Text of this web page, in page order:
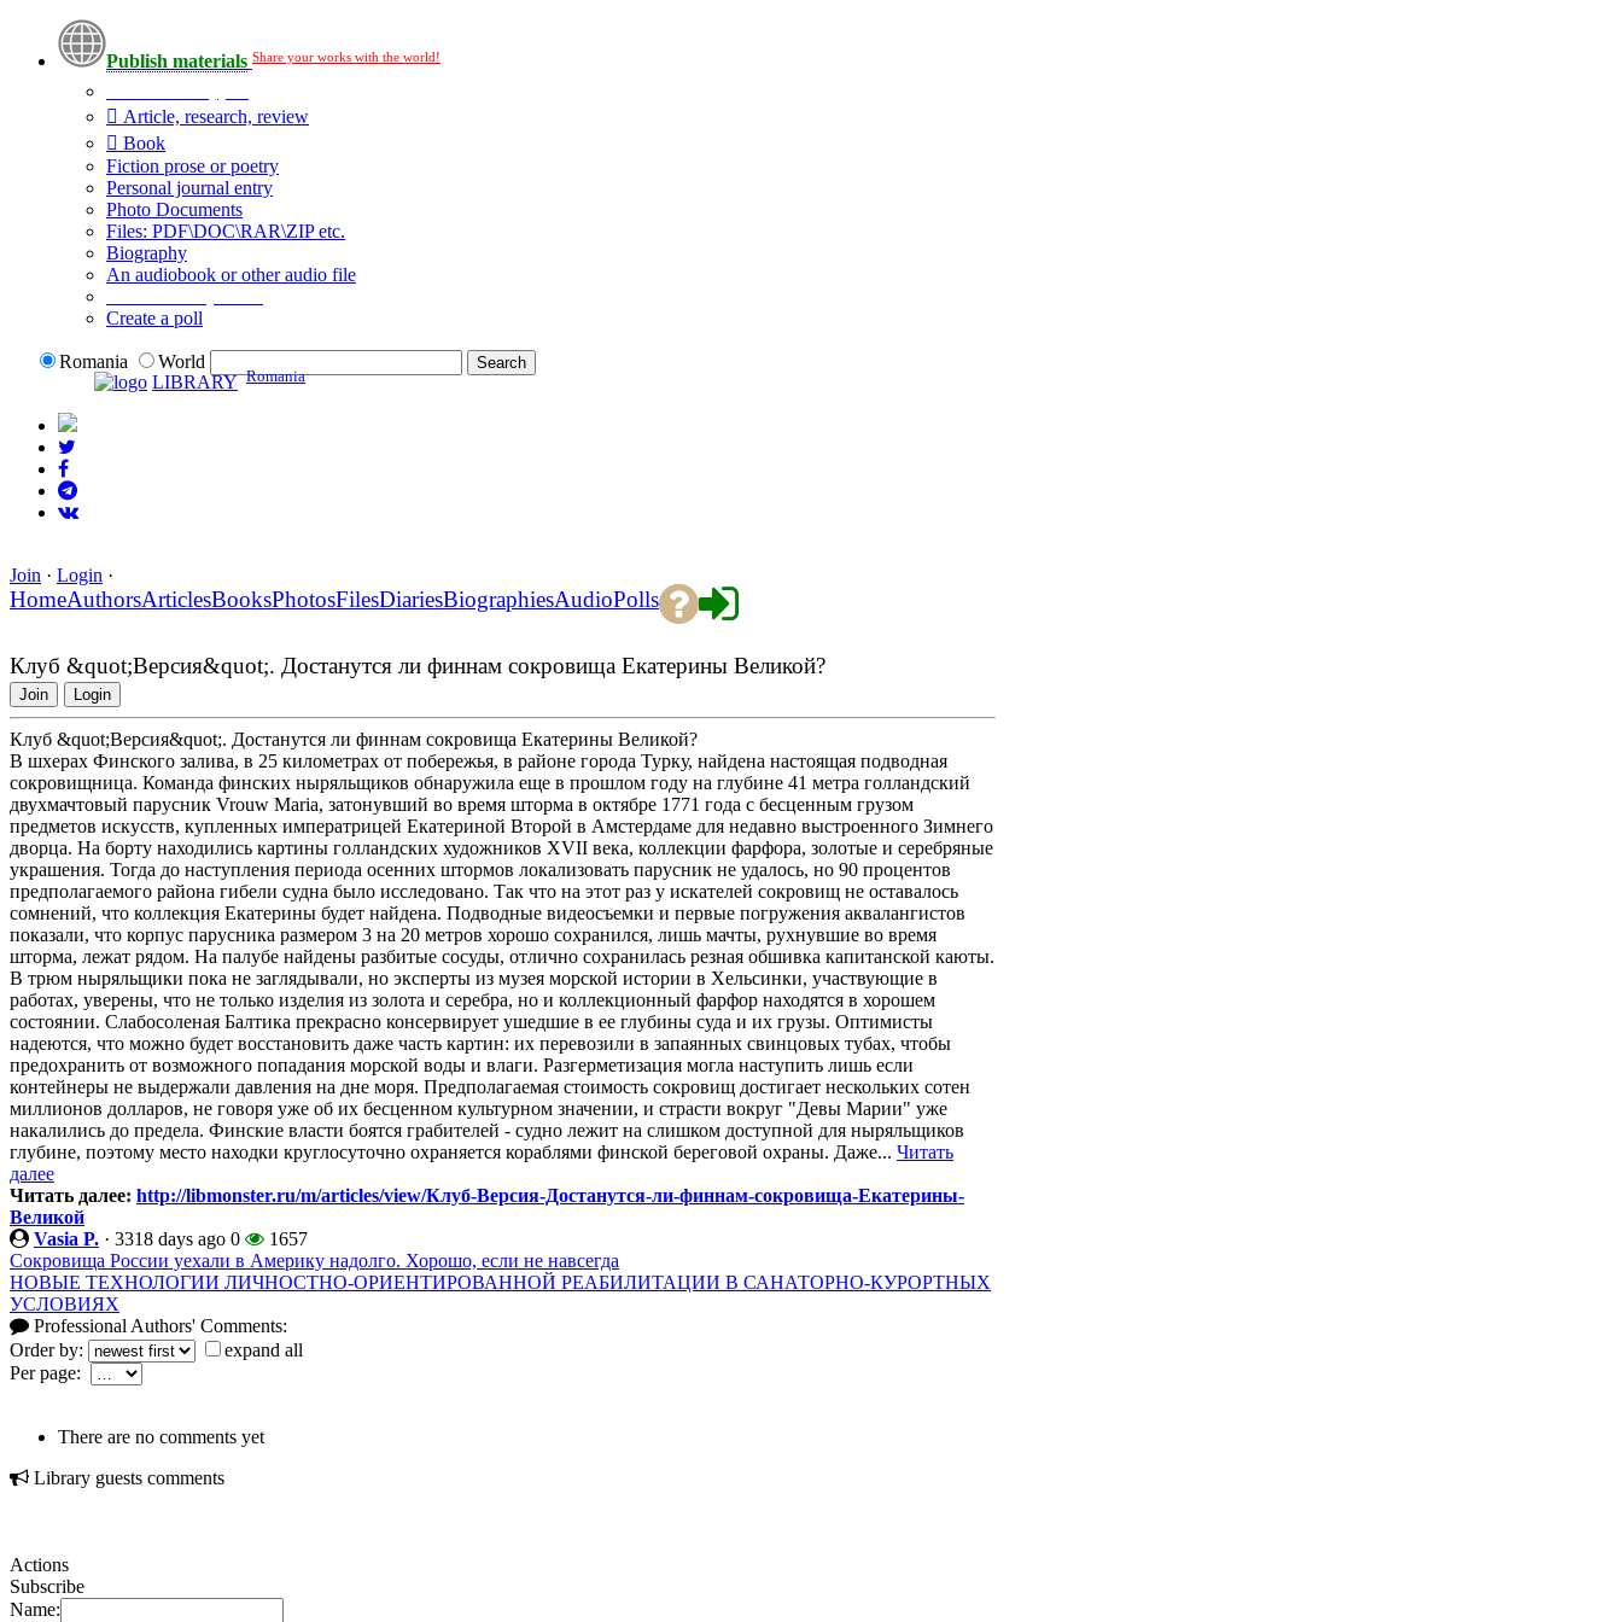
Publish materials Share your works with the world!
Article, research, review
Book
Fiction prose or poetry
Personal journal entry
Photo Documents
Files: PDF\DOC\RAR\ZIP etc.
Biography
An audiobook or other audio file
Create a poll
Romania
World
LIBRARY Romania
Join · Login ·
HomeAuthorsArticlesBooksPhotosFilesDiariesBiographiesAudioPolls
Клуб &quot;Версия&quot;. Достанутся ли финнам сокровища Екатерины Великой?
Join Login
Клуб &quot;Версия&quot;. Достанутся ли финнам сокровища Екатерины Великой?
В шхерах Финского залива, в 25 километрах от побережья, в районе города Турку, найдена настоящая подводная
сокровищница. Команда финских ныряльщиков обнаружила еще в прошлом году на глубине 41 метра голландский
двухмачтовый парусник Vrouw Maria, затонувший во время шторма в октябре 1771 года с бесценным грузом
предметов искусств, купленных императрицей Екатериной Второй в Амстердаме для недавно выстроенного Зимнего
дворца. На борту находились картины голландских художников XVII века, коллекции фарфора, золотые и серебряные
украшения. Тогда до наступления периода осенних штормов локализовать парусник не удалось, но 90 процентов
предполагаемого района гибели судна было исследовано. Так что на этот раз у искателей сокровищ не оставалось
сомнений, что коллекция Екатерины будет найдена. Подводные видеосъемки и первые погружения аквалангистов
показали, что корпус парусника размером 3 на 20 метров хорошо сохранился, лишь мачты, рухнувшие во время
шторма, лежат рядом. На палубе найдены разбитые сосуды, отлично сохранилась резная обшивка капитанской каюты.
В трюм ныряльщики пока не заглядывали, но эксперты из музея морской истории в Хельсинки, участвующие в
работах, уверены, что не только изделия из золота и серебра, но и коллекционный фарфор находятся в хорошем
состоянии. Слабосоленая Балтика прекрасно консервирует ушедшие в ее глубины суда и их грузы. Оптимисты
надеются, что можно будет восстановить даже часть картин: их перевозили в запаянных свинцовых тубах, чтобы
предохранить от возможного попадания морской воды и влаги. Разгерметизация могла наступить лишь если
контейнеры не выдержали давления на дне моря. Предполагаемая стоимость сокровищ достигает нескольких сотен
миллионов долларов, не говоря уже об их бесценном культурном значении, и страсти вокруг "Девы Марии" уже
накалились до предела. Финские власти боятся грабителей - судно лежит на слишком доступной для ныряльщиков
глубине, поэтому место находки круглосуточно охраняется кораблями финской береговой охраны. Даже... Читать
далее
Читать далее: http://libmonster.ru/m/articles/view/Клуб-Версия-Достанутся-ли-финнам-сокровища-Екатерины-
Великой
Vasia P. · 3318 days ago 0
1657
Сокровища России уехали в Америку надолго. Хорошо, если не навсегда
НОВЫЕ ТЕХНОЛОГИИ ЛИЧНОСТНО-ОРИЕНТИРОВАННОЙ РЕАБИЛИТАЦИИ В САНАТОРНО-КУРОРТНЫХ
УСЛОВИЯХ
Professional Authors' Comments:
Order by:
expand all
Per page:
There are no comments yet
Library guests comments
Actions
Subscribe
Name: